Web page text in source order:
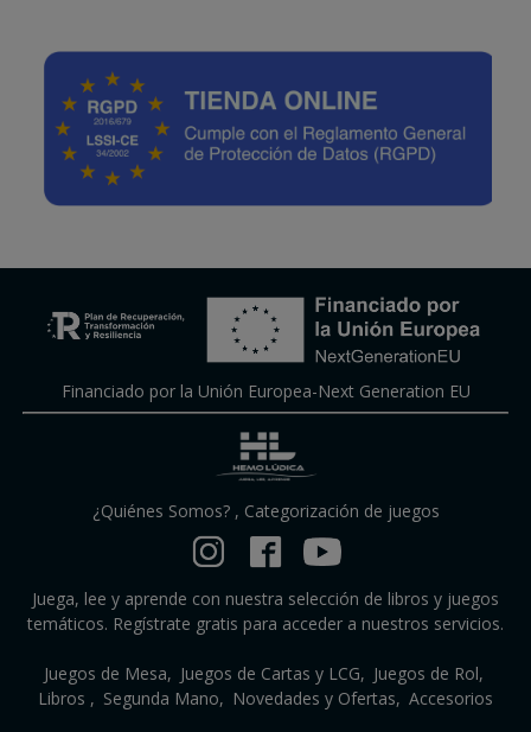
Financiado por la Unión Europea-Next Generation EU
¿Quiénes Somos?, Categorización de juegos
Juega, lee y aprende con nuestra selección de libros y juegos
temáticos. Regístrate gratis para acceder a nuestros servicios.
Juegos de Mesa Juegos de Cartas y LCG
Juegos de Rol
Libros
Segunda Mano Novedades y Ofertas Accesorios